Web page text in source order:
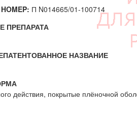
П N014665/01-100714
ПРЕПАРАТА
НАЗВАНИЕ
действия, покрытые плёночной